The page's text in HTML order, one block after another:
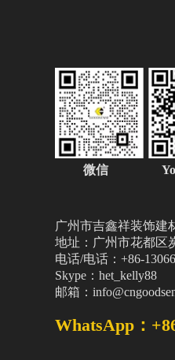
微信
广州市吉鑫祥装饰建
地址：广州市花都区
电话/电话：+86-
Skype：het_kelly88
邮箱：
WhatsApp：